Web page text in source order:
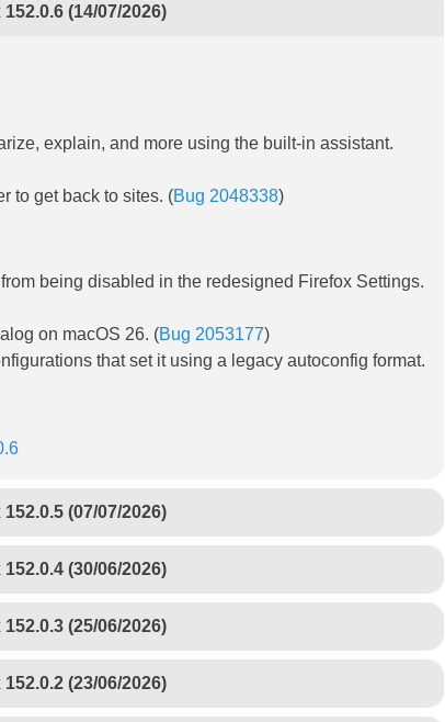
(14/07/2026)
explain, and more using the built-in assistant.
to get back to sites. (Bug 2048338)
being disabled in the redesigned Firefox Settings.
on macOS 26. (Bug 2053177)
that set it using a legacy autoconfig format.
(07/07/2026)
(30/06/2026)
(25/06/2026)
(23/06/2026)